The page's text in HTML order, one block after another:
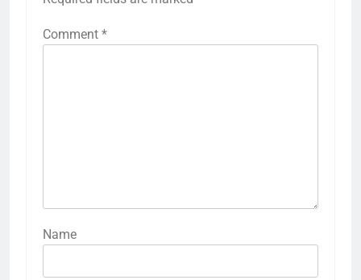
Comment *
Name